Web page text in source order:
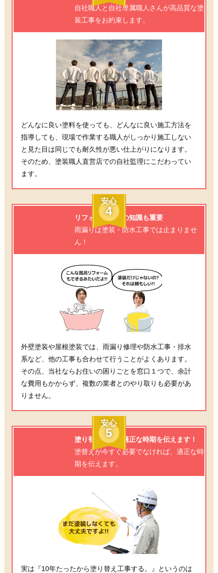
自社職人と自社専属職人さんが高品質な塗
装工事をお約束します。
どんなに良い塗料を使っても、どんなに良い施工方法を
指導しても、現場で作業する職人がしっかり施工しない
と見た目は同じでも耐久性が悪い仕上がりになります。
そのため、塗装職人直営店での自社監理にこだわってい
ます。
安心
4
リフォーム全般の知識も重要
雨漏りは塗装・防水工事では止まりませ
ん！
外壁塗装や屋根塗装では、雨漏り修理や防水工事・排水
系など、他の工事も合わせて行うことがよくあります。
その点、当社ならお住いの困りごとを窓口１つで、余計
な費用もかからず、複数の業者とのやり取りも必要があ
りません。
安心
5
塗り替え工事の適正な時期を伝えます！
塗替えが今すぐ必要でなければ、適正な時
期を伝えます。
実は『10年たったから塗り替え工事する。』というのは